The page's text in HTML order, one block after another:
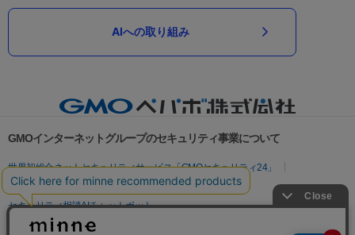
AIへの取り組み
GMOインターネットグループのセキュリティ事業について
世界初総合ネットセキュリティサービス「GMOセキュリティ24」
パスワード漏洩診断
Webサイトリスク診断
セキュリティ相談AIチャットボット
実在証明・盗聴対策